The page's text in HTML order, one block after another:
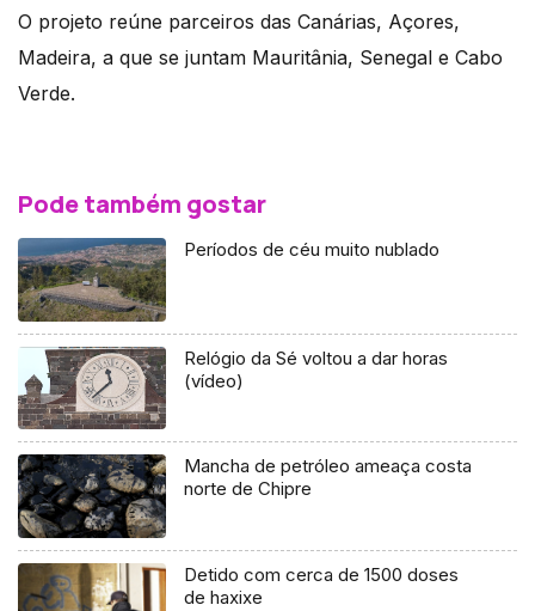
O projeto reúne parceiros das Canárias, Açores,
Madeira, a que se juntam Mauritânia, Senegal e Cabo
Verde.
Pode também gostar
Períodos de céu muito nublado
Relógio da Sé voltou a dar horas
(vídeo)
Mancha de petróleo ameaça costa
norte de Chipre
Detido com cerca de 1500 doses
de haxixe